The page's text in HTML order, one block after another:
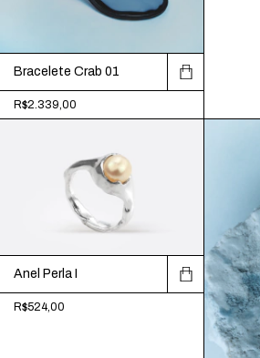
Bracelete Crab 01
R$2.339,00
Anel Perla I
R$524,00